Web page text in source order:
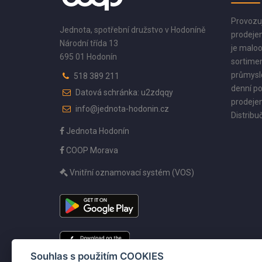
Jednota, spotřební družstvo v Hodoníně
Národní třída 13
695 01 Hodonín
518 389 211
Datová schránka: u2zdqqy
info@jednota-hodonin.cz
Jednota Hodonín
COOP Morava
Vnitřní oznamovací systém (VOS)
je
denní
Souhlas s použitím COOKIES